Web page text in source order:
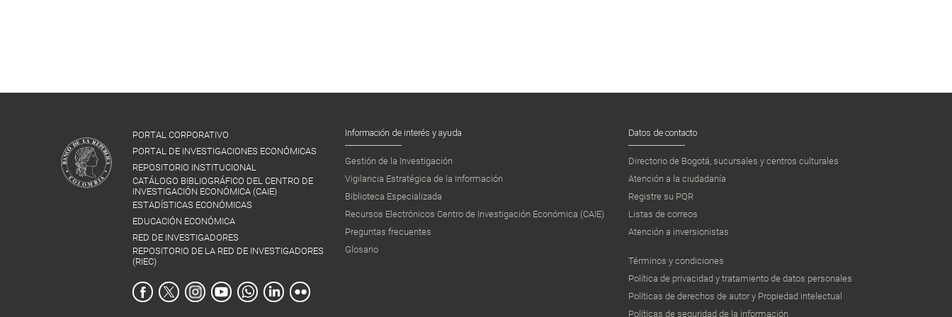
PORTAL CORPORATIVO
PORTAL DE INVESTIGACIONES ECONÓMICAS
REPOSITORIO INSTITUCIONAL
CATÁLOGO BIBLIOGRÁFICO DEL CENTRO DE
INVESTIGACIÓN ECONÓMICA (CAIE)
ESTADÍSTICAS ECONÓMICAS
EDUCACIÓN ECONÓMICA
RED DE INVESTIGADORES
REPOSITORIO DE LA RED DE INVESTIGADORES
(RIEC)
Información de interés y ayuda
Gestión de la Investigación
Vigilancia Estratégica de la Información
Biblioteca Especializada
Recursos Electrónicos Centro de Investigación Económica (CAIE)
Preguntas frecuentes
Glosario
Datos de contacto
Directorio de Bogotá, sucursales y centros culturales
Atención a la ciudadanía
Registre su PQR
Listas de correos
Atención a inversionistas
Términos y condiciones
Política de privacidad y tratamiento de datos personales
Políticas de derechos de autor y Propiedad intelectual
Políticas de seguridad de la información